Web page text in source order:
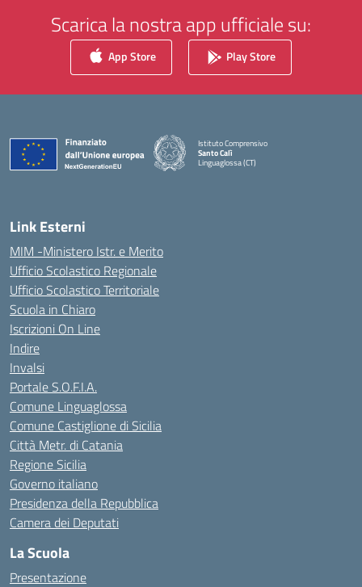
Scarica la nostra app ufficiale su:
App Store Play Store
Istituto Comprensivo
Santo Calì
Linguaglossa (CT)
— Visita la pagina iniziale della scuola
Link Esterni
MIM -Ministero Istr. e Merito
Ufficio Scolastico Regionale
Ufficio Scolastico Territoriale
Scuola in Chiaro
Iscrizioni On Line
Indire
Invalsi
Portale S.O.F.I.A.
Comune Linguaglossa
Comune Castiglione di Sicilia
Città Metr. di Catania
Regione Sicilia
Governo italiano
Presidenza della Repubblica
Camera dei Deputati
La Scuola
Presentazione